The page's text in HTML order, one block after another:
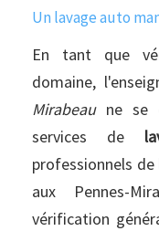
Un lavage auto
En tant que
domaine,
Mirabeaune se
services de
professionnels
aux Pennes-
vérification